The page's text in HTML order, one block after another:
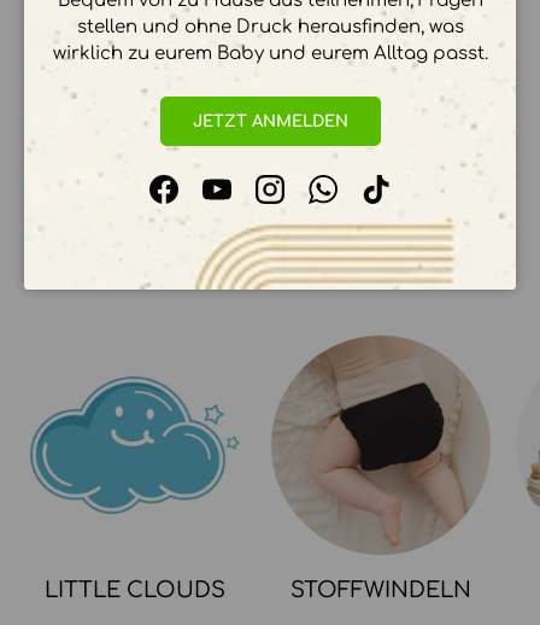
Ihre Zahlungsinformationen werden sicher
verarbeitet. Wir speichern keine
Kreditkartendetails.
UNSERE KOLLEKTIONEN
LITTLE CLOUDS STOFFWINDELN
stellen und ohne Druck herausfinden, was
wirklich zu eurem Baby und eurem Alltag passt.
JETZT ANMELDEN
FacebookYouTubeInstagramWhatsApp
TikTok